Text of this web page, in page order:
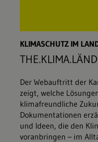
KLIMASCHUTZ IM
THE.KLIMA.LÄND
Der Webauftritt der
zeigt, welche
klimafreundliche
Dokumentationen
und Ideen, die den
voranbringen – im